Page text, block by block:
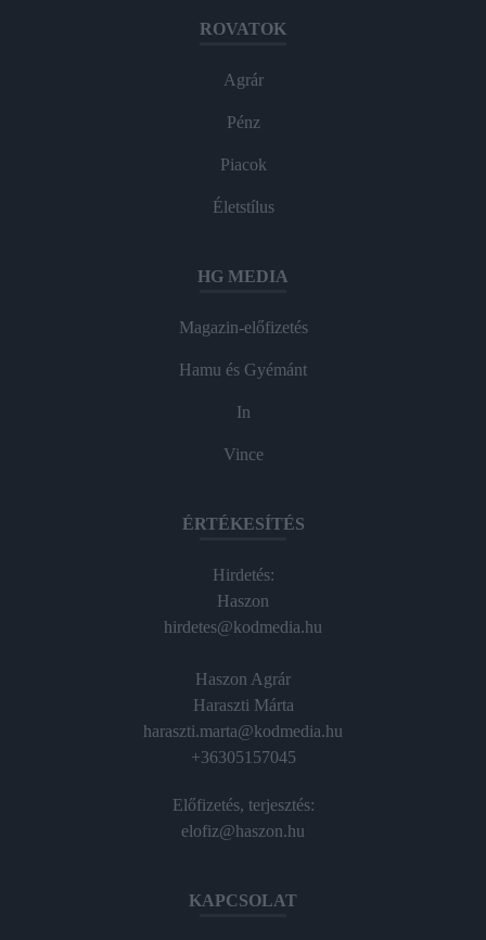
ROVATOK
Agrár
Pénz
Piacok
Életstílus
HG MEDIA
Magazin-előfizetés
Hamu és Gyémánt
In
Vince
ÉRTÉKESÍTÉS
Hirdetés:
Haszon
hirdetes@kodmedia.hu
Haszon Agrár
Haraszti Márta
haraszti.marta@kodmedia.hu
+36305157045
Előfizetés, terjesztés:
elofiz@haszon.hu
KAPCSOLAT